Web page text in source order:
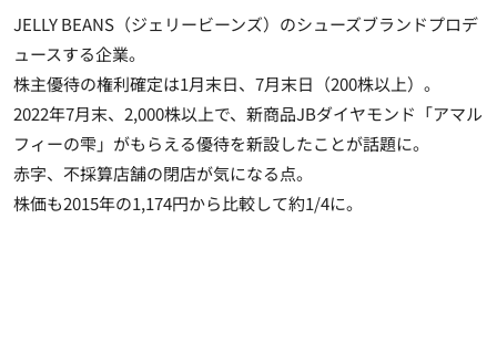
JELLY BEANS（ジェリービーンズ）のシューズブランドプロデ
ュースする企業。
株主優待の権利確定は1月末日、7月末日（200株以上）。
2022年7月末、2,000株以上で、新商品JBダイヤモンド「アマル
フィーの雫」がもらえる優待を新設したことが話題に。
赤字、不採算店舗の閉店が気になる点。
株価も2015年の1,174円から比較して約1/4に。